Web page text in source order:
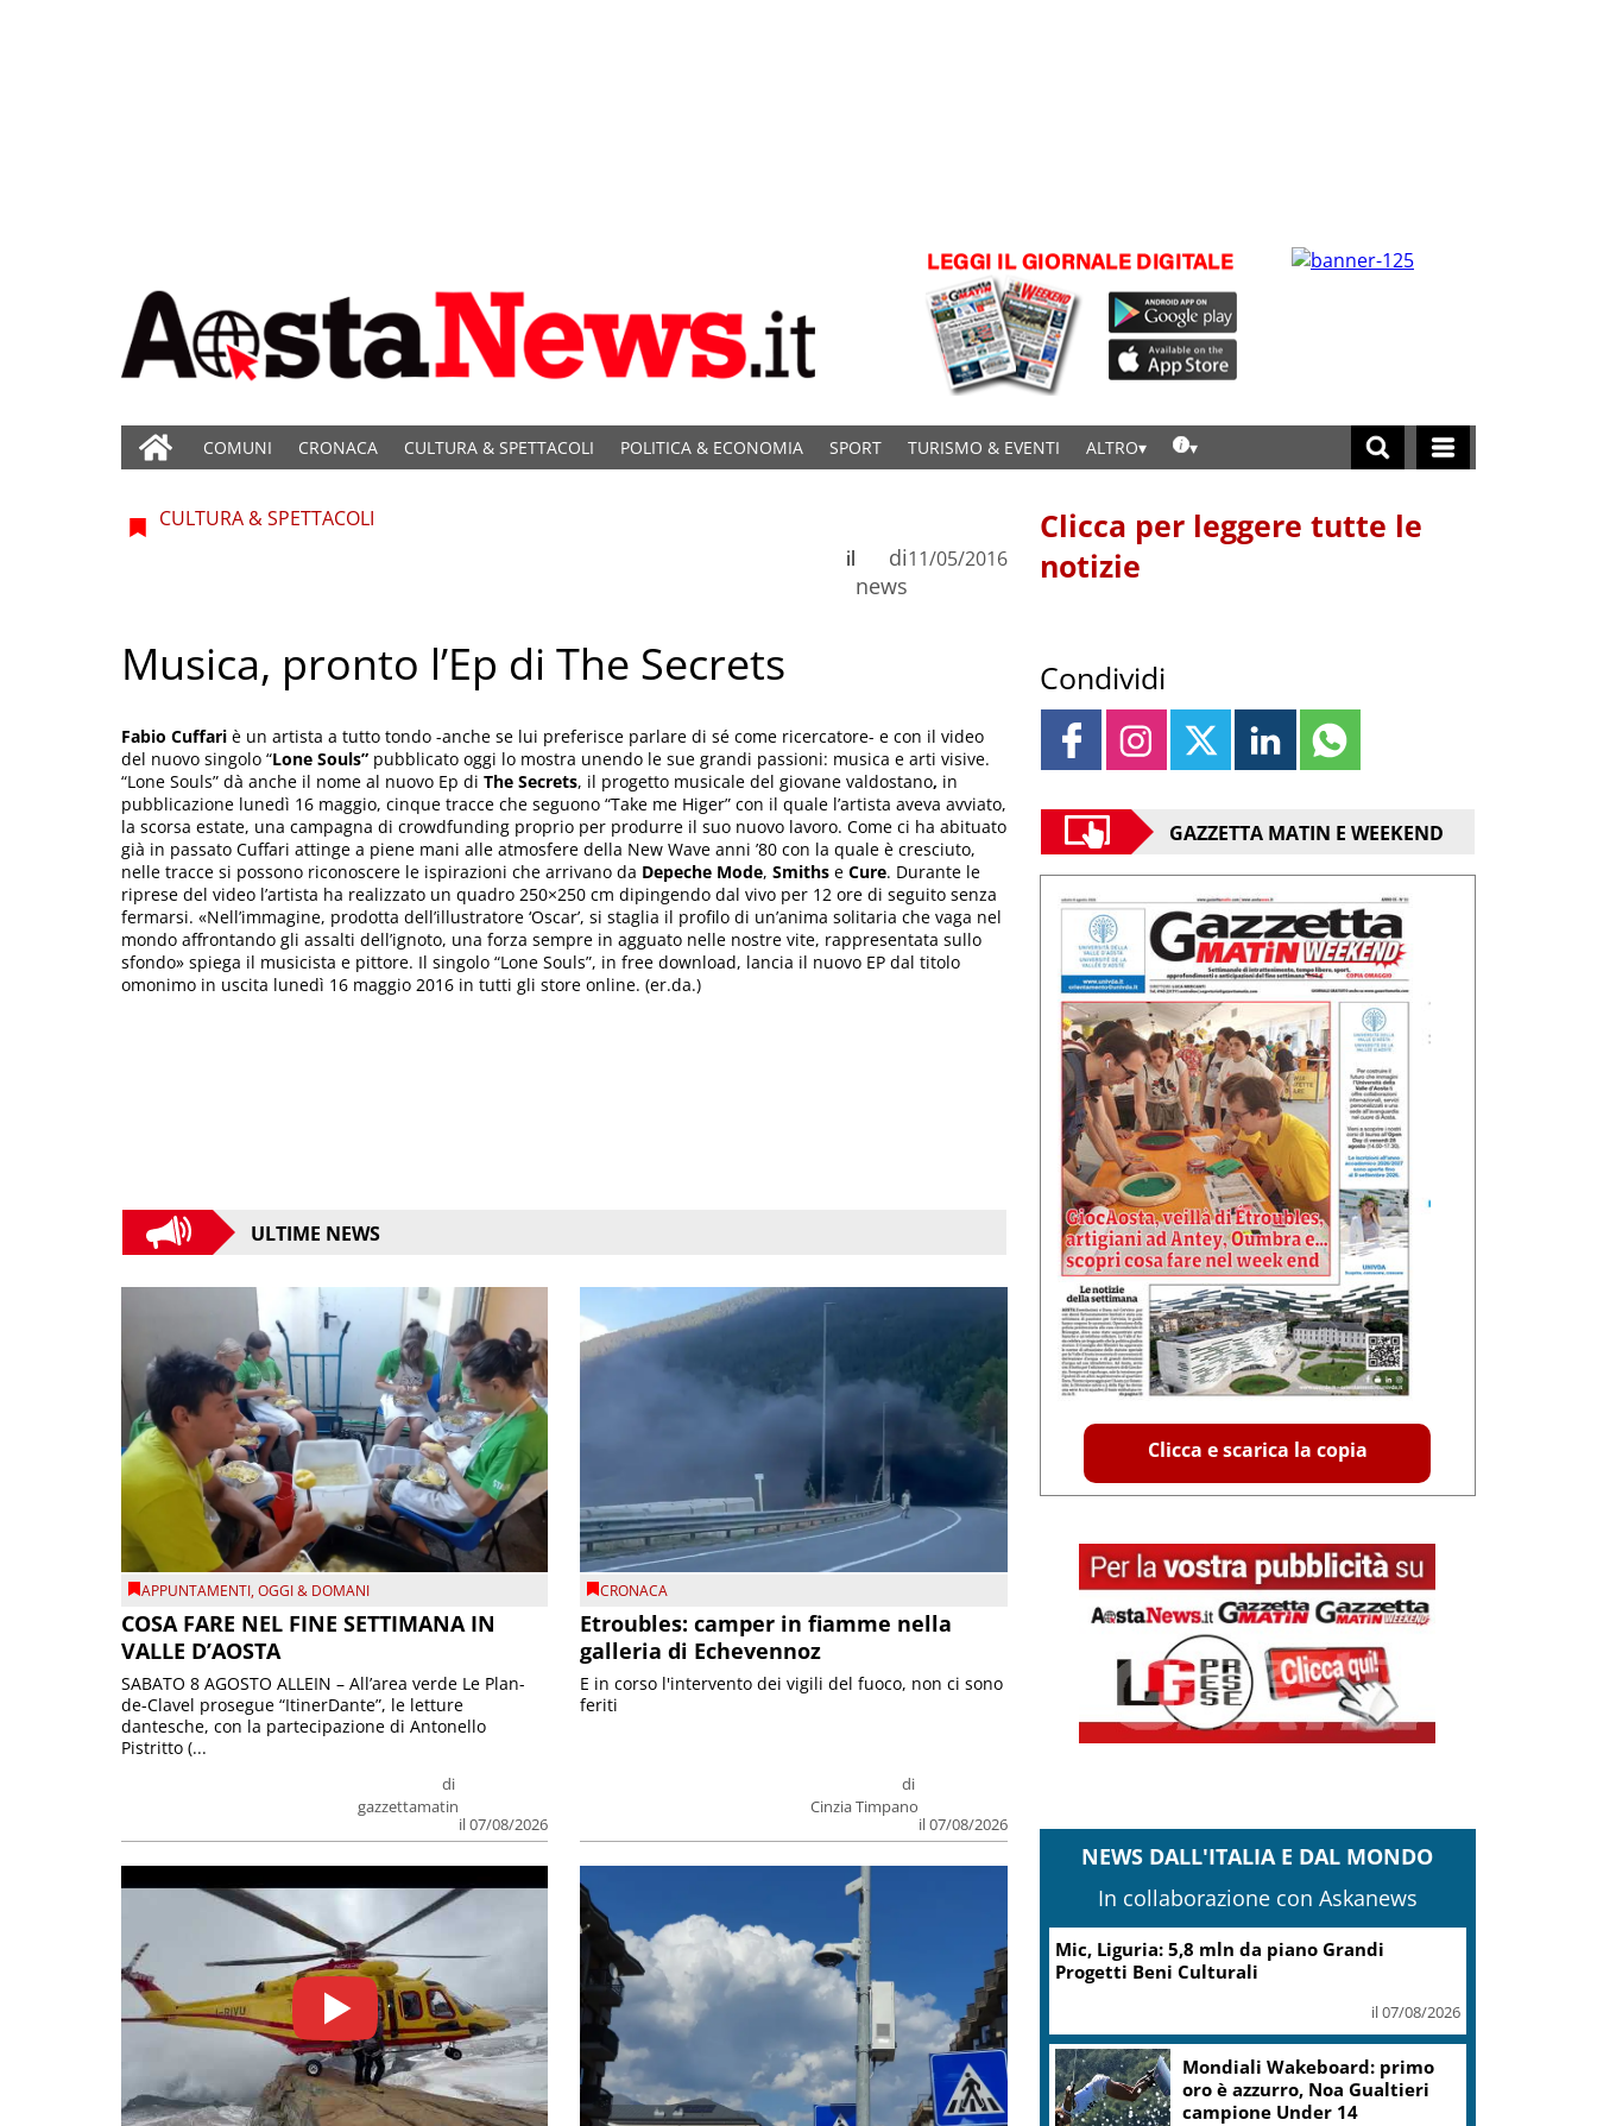
COMUNI CRONACA CULTURA & SPETTACOLI POLITICA & ECONOMIA SPORT TURISMO & EVENTI ALTRO
CULTURA & SPETTACOLI
di
news
il 11/05/2016
Musica, pronto l’Ep di The Secrets
Fabio Cuffari è un artista a tutto tondo -anche se lui preferisce parlare di sé come ricercatore- e con il video
del nuovo singolo “Lone Souls” pubblicato oggi lo mostra unendo le sue grandi passioni: musica e arti visive.
“Lone Souls” dà anche il nome al nuovo Ep di The Secrets, il progetto musicale del giovane valdostano, in
pubblicazione lunedì 16 maggio, cinque tracce che seguono “Take me Higer” con il quale l’artista aveva avviato,
la scorsa estate, una campagna di crowdfunding proprio per produrre il suo nuovo lavoro. Come ci ha abituato
già in passato Cuffari attinge a piene mani alle atmosfere della New Wave anni ’80 con la quale è cresciuto,
nelle tracce si possono riconoscere le ispirazioni che arrivano da Depeche Mode, Smiths e Cure. Durante le
riprese del video l’artista ha realizzato un quadro 250×250 cm dipingendo dal vivo per 12 ore di seguito senza
fermarsi. «Nell’immagine, prodotta dell’illustratore ‘Oscar’, si staglia il profilo di un’anima solitaria che vaga nel
mondo affrontando gli assalti dell’ignoto, una forza sempre in agguato nelle nostre vite, rappresentata sullo
sfondo» spiega il musicista e pittore. Il singolo “Lone Souls”, in free download, lancia il nuovo EP dal titolo
omonimo in uscita lunedì 16 maggio 2016 in tutti gli store online. (er.da.)
ULTIME NEWS
APPUNTAMENTI,OGGI & DOMANI
COSA FARE NEL FINE SETTIMANA IN
VALLE D’AOSTA
di
gazzettamatin
il 07/08/2026
SABATO 8 AGOSTO ALLEIN – All’area verde Le Plan-
de-Clavel prosegue “ItinerDante”, le letture
dantesche, con la partecipazione di Antonello
Pistritto (...
CRONACA
Etroubles: camper in fiamme nella
galleria di Echevennoz
di
Cinzia Timpano
il 07/08/2026
E in corso l'intervento dei vigili del fuoco, non ci sono
feriti
Clicca per leggere tutte le
notizie
Condividi
GAZZETTA MATIN E WEEKEND
Clicca e scarica la copia
NEWS DALL'ITALIA E DAL MONDO
In collaborazione con Askanews
Mic, Liguria: 5,8 mln da piano Grandi
Progetti Beni Culturali
il 07/08/2026
Mondiali Wakeboard: primo
oro è azzurro, Noa Gualtieri
campione Under 14